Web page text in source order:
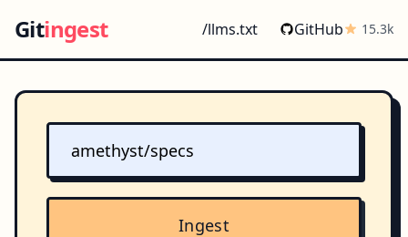
Gitingest /llms.txt GitHub 15.3k
Ingest